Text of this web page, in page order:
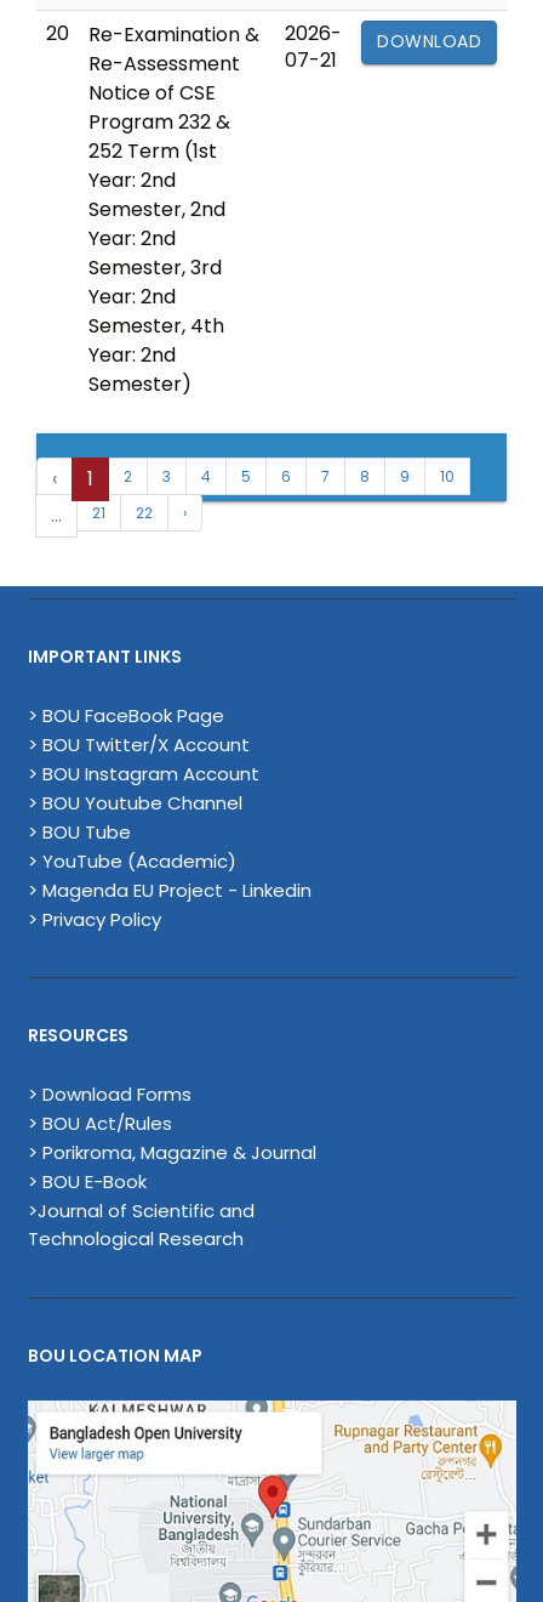
20
Re-Examination &
Re-Assessment
Notice of CSE
Program 232 &
252 Term (1st
Year: 2nd
Semester, 2nd
Year: 2nd
Semester, 3rd
Year: 2nd
Semester, 4th
Year: 2nd
Semester)
2026-
07-21
DOWNLOAD
‹ 1 2 3 4 5 6 7 8 9 10
... 21 22 ›
IMPORTANT LINKS
> BOU FaceBook Page
> BOU Twitter/X Account
> BOU Instagram Account
> BOU Youtube Channel
> BOU Tube
> YouTube (Academic)
> Magenda EU Project - Linkedin
> Privacy Policy
RESOURCES
> Download Forms
> BOU Act/Rules
> Porikroma, Magazine & Journal
> BOU E-Book
>Journal of Scientific and
Technological Research
BOU LOCATION MAP